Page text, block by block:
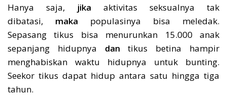
Hanya saja, jika aktivitas seksualnya tak
dibatasi, maka populasinya bisa meledak.
Sepasang tikus bisa menurunkan 15.000 anak
sepanjang hidupnya dan tikus betina hampir
menghabiskan waktu hidupnya untuk bunting.
Seekor tikus dapat hidup antara satu hingga tiga
tahun.